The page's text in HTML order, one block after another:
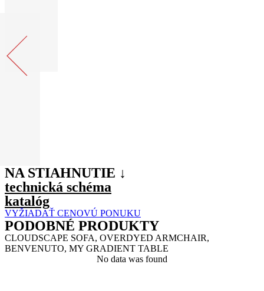
NA STIAHNUTIE ↓
technická schéma
katalóg
VYŽIADAŤ CENOVÚ PONUKU
PODOBNÉ PRODUKTY
CLOUDSCAPE SOFA, OVERDYED ARMCHAIR,
BENVENUTO, MY GRADIENT TABLE
No data was found